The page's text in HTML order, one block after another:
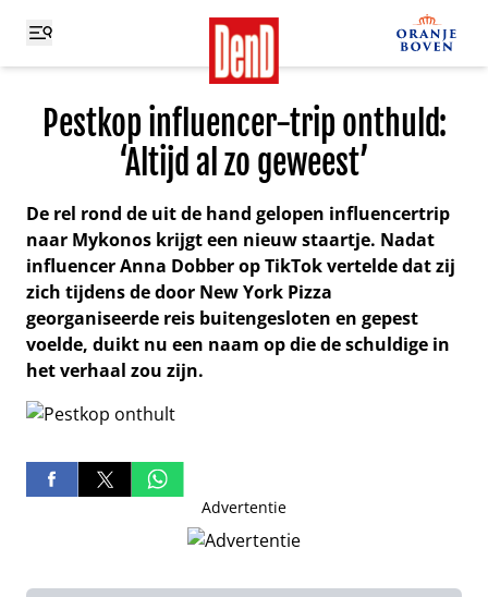
Pestkop influencer-trip onthuld:
‘Altijd al zo geweest’
De rel rond de uit de hand gelopen influencertrip
naar Mykonos krijgt een nieuw staartje. Nadat
influencer Anna Dobber op TikTok vertelde dat zij
zich tijdens de door New York Pizza
georganiseerde reis buitengesloten en gepest
voelde, duikt nu een naam op die de schuldige in
het verhaal zou zijn.
Advertentie